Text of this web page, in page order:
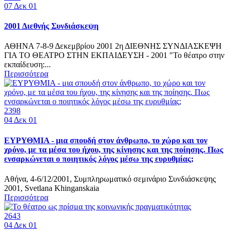
07 Δεκ 01
2001 Διεθνής Συνδιάσκεψη
ΑΘΗΝΑ 7-8-9 Δεκεμβρίου 2001 2η ΔΙΕΘΝΗΣ ΣΥΝΔΙΑΣΚΕΨΗ
ΓΙΑ ΤΟ ΘΕΑΤΡΟ ΣΤΗΝ ΕΚΠΑΙΔΕΥΣΗ - 2001 "Το θέατρο στην
εκπαίδευση:...
Περισσότερα
2398
04 Δεκ 01
ΕΥΡΥΘΜΙΑ - μια σπουδή στον άνθρωπο, το χώρο και τον
χρόνο, με τα μέσα του ήχου, της κίνησης και της ποίησης. Πως
ενσαρκώνεται ο ποιητικός λόγος μέσω της ευρυθμίας;
Αθήνα, 4-6/12/2001, Συμπληρωματικό σεμινάριο Συνδιάσκεψης
2001, Svetlana Κhinganskaia
Περισσότερα
2643
04 Δεκ 01